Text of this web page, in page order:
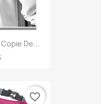
De...
favorite_border